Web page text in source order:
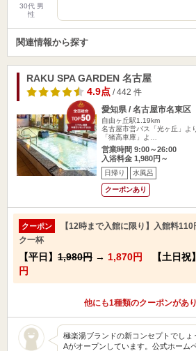
30代 男
性
関連情報から探す
RAKU SPA GARDEN 名古屋
4.9点/ 442 件
愛知県 / 名古屋市名東区
自由ヶ丘駅1.19km
名古屋市営バス「光ヶ丘」よ
「猪高車庫」よ…
営業時間 9:00～26:00
入浴料金 1,980円～
日帰り 水風呂
クーポンあり
クーポン
【12時まで入館に限り】入館料
ク一杯
【平日】 1,980円 → 1,870円 【土日祝】
円
他にも1種類のクーポンがあ
極楽湯ブランドの新コンセプトでし
Aがオープンしています。公式ホーム